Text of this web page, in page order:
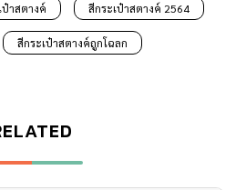
ป๋าสตางค์ สีกระเป๋าสตางค์ 2564
สีกระเป๋าสตางค์ถูกโฉลก